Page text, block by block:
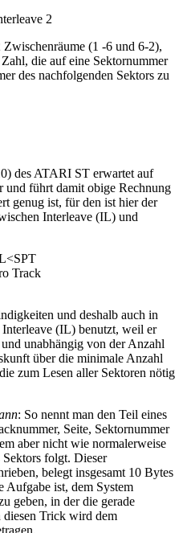
2
(1 -6 und 6-2),
die auf eine Sektornummer
des nachfolgenden Sektors zu
des ATARI ST erwartet auf
und führt damit obige Rechnung
genug ist, für den ist hier der
Interleave (IL) und
Track
und deshalb auch in
(IL) benutzt, weil er
unabhängig von der Anzahl
über die minimale Anzahl
zum Lesen aller Sektoren nötig
: So nennt man den Teil eines
Seite, Sektornummer
aber nicht wie normalerweise
folgt. Dieser
belegt insgesamt 10 Bytes
Aufgabe ist, dem System
geben, in der die gerade
diesen Trick wird dem